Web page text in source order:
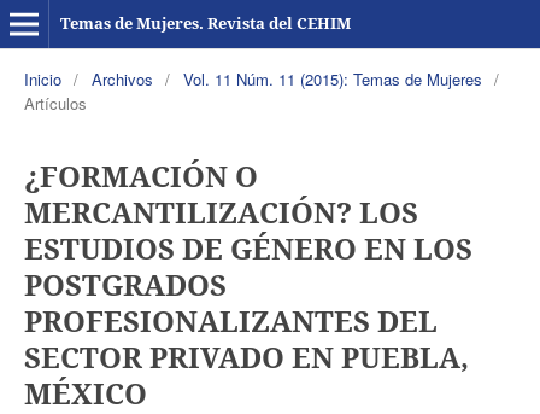
Temas de Mujeres. Revista del CEHIM
Inicio / Archivos / Vol. 11 Núm. 11 (2015): Temas de Mujeres
/
Artículos
¿FORMACIÓN O
MERCANTILIZACIÓN? LOS
ESTUDIOS DE GÉNERO EN LOS
POSTGRADOS
PROFESIONALIZANTES DEL
SECTOR PRIVADO EN PUEBLA,
MÉXICO